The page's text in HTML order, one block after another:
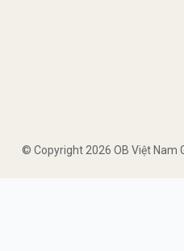
© Copyright 2026 OB Việt Nam